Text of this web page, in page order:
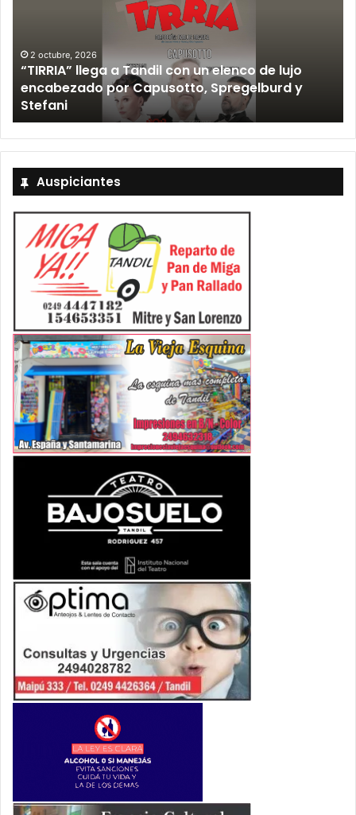
2 octubre, 2026
“TIRRIA” llega a Tandil con un elenco de lujo
encabezado por Capusotto, Spregelburd y
Stefani
Auspiciantes